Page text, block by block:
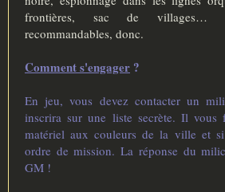
frontières, sac de villages…
recommandables, donc.
Comment s'engager ?
En jeu, vous devez contacter un
inscrira sur une liste secrète. Il vous
matériel aux couleurs de la ville et
ordre de mission. La réponse du
GM !